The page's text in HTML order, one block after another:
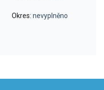
Okres: nevyplněno